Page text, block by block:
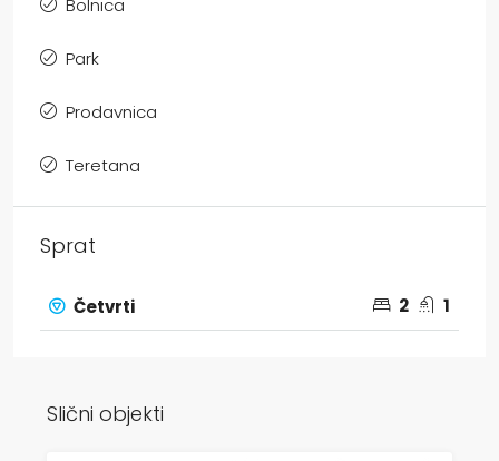
Park
Prodavnica
Teretana
Sprat
Četvrti 2 1
Slični objekti